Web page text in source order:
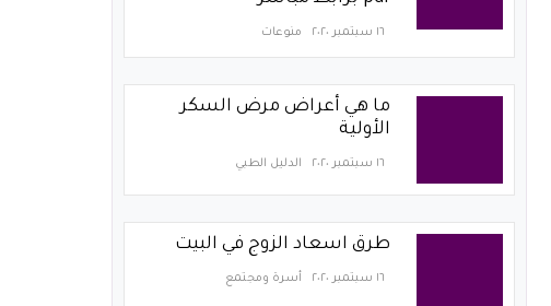
١٦ سبتمبر ٢٠٢٠ منوعات
ما هي أعراض مرض السكر
الأولية
١٦ سبتمبر ٢٠٢٠ الدليل الطبي
طرق اسعاد الزوج في البيت
١٦ سبتمبر ٢٠٢٠ أسرة ومجتمع